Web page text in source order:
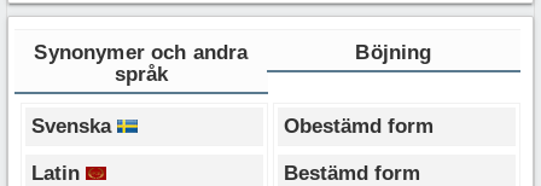
Synonymer och andra
språk
Böjning
Svenska
Latin
Obestämd form
Bestämd form